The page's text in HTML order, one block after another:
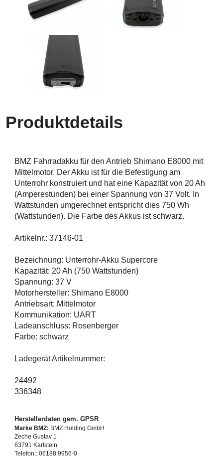
Produktdetails
BMZ Fahrradakku für den Antrieb Shimano E8000 mit
Mittelmotor. Der Akku ist für die Befestigung am
Unterrohr konstruiert und hat eine Kapazität von 20 Ah
(Amperestunden) bei einer Spannung von 37 Volt. In
Wattstunden umgerechnet entspricht dies 750 Wh
(Wattstunden). Die Farbe des Akkus ist schwarz.
Artikelnr.: 37146-01
Bezeichnung: Unterrohr-Akku Supercore
Kapazität: 20 Ah (750 Wattstunden)
Spannung: 37 V
Motorhersteller: Shimano E8000
Antriebsart: Mittelmotor
Kommunikation: UART
Ladeanschluss: Rosenberger
Farbe: schwarz
Ladegerät Artikelnummer:
24492
336348
Herstellerdaten gem. GPSR
Marke BMZ: BMZ Holding GmbH
Zeche Gustav 1
63791 Karlstein
Telefon.: 06188 9956-0